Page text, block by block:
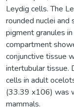
Leydig cells. The
rounded nuclei and
pigment granules
compartment
conjunctive tissue
intertubular tissue.
cells in adult
(33.39 x106) was
mammals.